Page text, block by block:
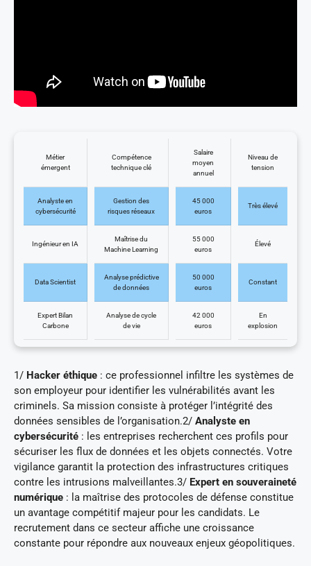
Métier
émergent
Compétence
technique clé
Salaire
moyen
annuel
Niveau de
tension
Analyste en
cybersécurité
Gestion des
risques réseaux
45 000
euros
Très élevé
Ingénieur en IA
Maîtrise du
Machine Learning
55 000
euros
Élevé
Data Scientist
Analyse prédictive
de données
50 000
euros
Constant
Expert Bilan
Carbone
Analyse de cycle
de vie
42 000
euros
En
explosion
1/ Hacker éthique : ce professionnel infiltre les systèmes de
son employeur pour identifier les vulnérabilités avant les
criminels. Sa mission consiste à protéger l’intégrité des
données sensibles de l’organisation.2/ Analyste en
cybersécurité : les entreprises recherchent ces profils pour
sécuriser les flux de données et les objets connectés. Votre
vigilance garantit la protection des infrastructures critiques
contre les intrusions malveillantes.3/ Expert en souveraineté
numérique : la maîtrise des protocoles de défense constitue
un avantage compétitif majeur pour les candidats. Le
recrutement dans ce secteur affiche une croissance
constante pour répondre aux nouveaux enjeux géopolitiques.